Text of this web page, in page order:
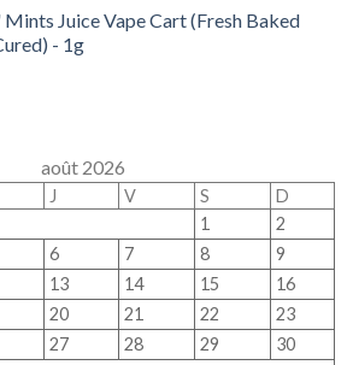
Juice Vape Cart (Fresh Baked
- 1g
août 2026
J V S
D
1
2
6 7 8
9
13 14 15
16
20 21 22
23
27 28 29
30